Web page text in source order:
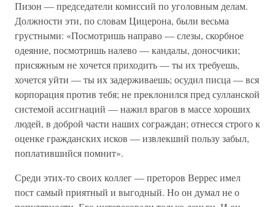
Пизон — председатели комиссий по уголовным делам.
Должности эти, по словам Цицерона, были весьма
грустными: «Посмотришь направо — слезы, скорбное
одеяние, посмотришь налево — кандалы, доносчики;
присяжным не хочется приходить — ты их требуешь,
хочется уйти — ты их задерживаешь; осудил писца — вся
корпорация против тебя; не преклонился пред сулланской
системой ассигнаций — нажил врагов в массе хороших
людей, в доброй части наших сограждан; отнесся строго к
оценке гражданских исков — извлекший пользу забыл,
поплатившийся помнит».
Среди этих-то своих коллег — преторов Веррес имел
пост самый приятный и выгодный. Но он думал не о